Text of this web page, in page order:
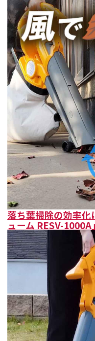
落ち葉掃除の効率化
ューム RESV-1000A」